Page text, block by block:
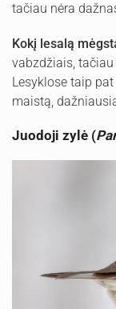
tačiau nėra
Kokį lesalą
vabzdžiais,
Lesyklose taip
maistą,
Juodoji zylė (